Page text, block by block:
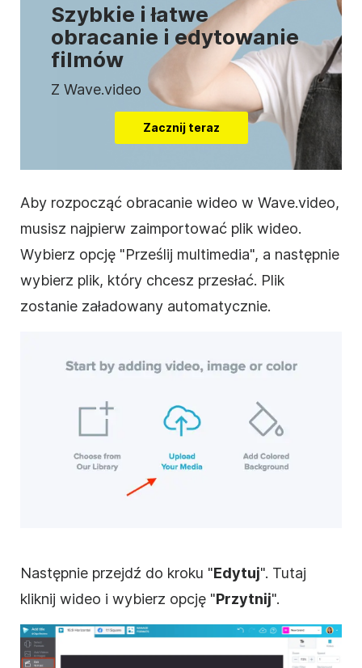
Szybkie i łatwe
obracanie i edytowanie
filmów
Z Wave.video
Zacznij teraz
Aby rozpocząć obracanie wideo w Wave.video,
musisz najpierw zaimportować plik wideo.
Wybierz opcję "Prześlij multimedia", a następnie
wybierz plik, który chcesz przesłać. Plik
zostanie załadowany automatycznie.
Następnie przejdź do kroku "Edytuj". Tutaj
kliknij wideo i wybierz opcję "Przytnij".